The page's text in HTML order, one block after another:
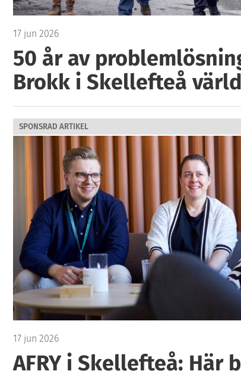
17 jun 2026
50 år av
Brokk i Skellefteå
SPONSRAD ARTIKEL
17 jun 2026
AFRY i Skellefteå: Här